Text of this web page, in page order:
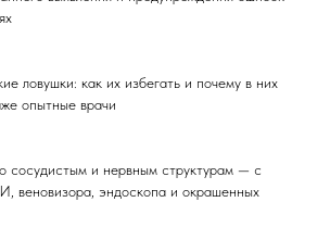
ловушки: как их избегать и почему в них
опытные врачи
сосудистым и нервным структурам — с
веновизора, эндоскопа и окрашенных